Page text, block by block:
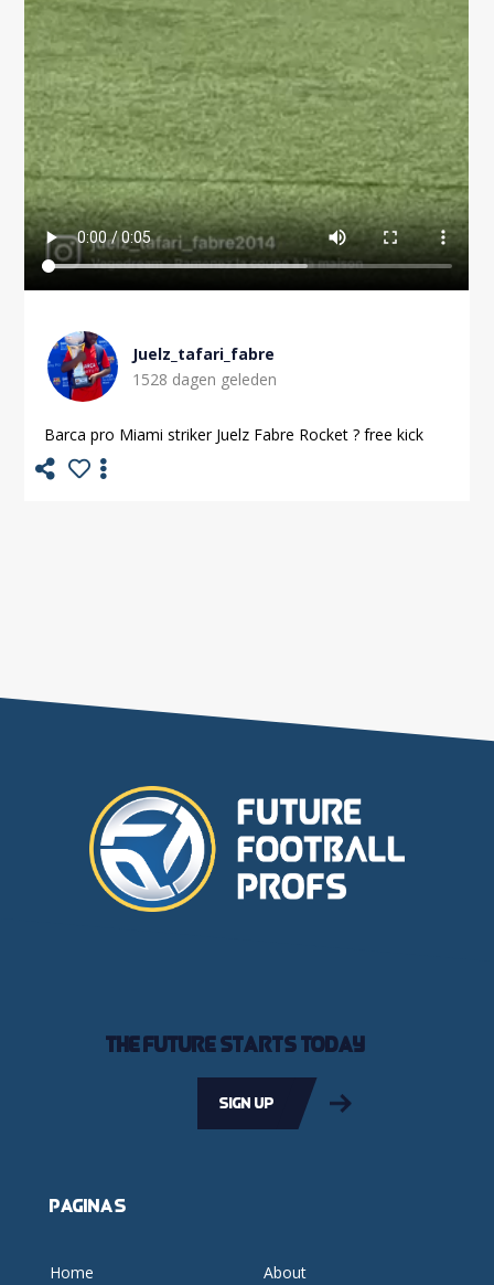
Juelz_tafari_fabre
1528 dagen geleden
Barca pro Miami striker Juelz Fabre Rocket ? free kick
The future starts today
Sign up
Pagina's
Home
About